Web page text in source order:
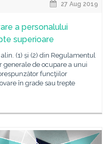
27 Aug 2019
a personalului
superioare
(1) și (2) din Regulamentul
de ocupare a unui
funcţiilor
în grade sau trepte